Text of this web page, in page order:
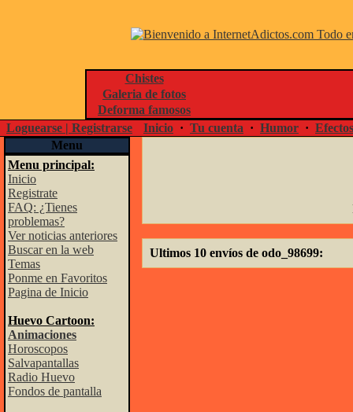
Chistes
Galeria de fotos
Deforma famosos
Loguearse | Registrarse
Inicio · Tu cuenta · Humor ·
Menu
Menu principal:
Inicio
Registrate
FAQ: ¿Tienes
problemas?
Ver noticias anteriores
Buscar en la web
Temas
Ponme en Favoritos
Pagina de Inicio
Huevo Cartoon:
Animaciones
Horoscopos
Salvapantallas
Radio Huevo
Fondos de pantalla
Ultimos 10 envíos de odo_98699: